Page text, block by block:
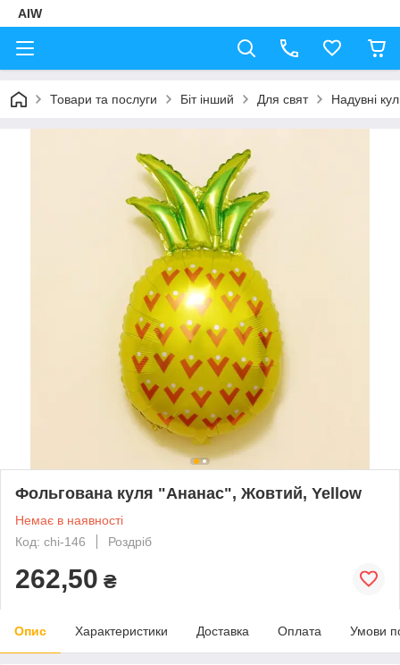
AIW
Товари та послуги Біт інший Для свят Надувні
Фольгована куля "Ананас", Жовтий, Yellow
Немає в наявності
Код: chi-146
Роздріб
262,50 ₴
Опис Характеристики Доставка Оплата Умови